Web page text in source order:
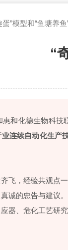
蛋”模型和“鱼塘养
“
和化德生物科技
连续自动化生产
飞，经验共观点
诚的忠告与建议
器、危化工艺研